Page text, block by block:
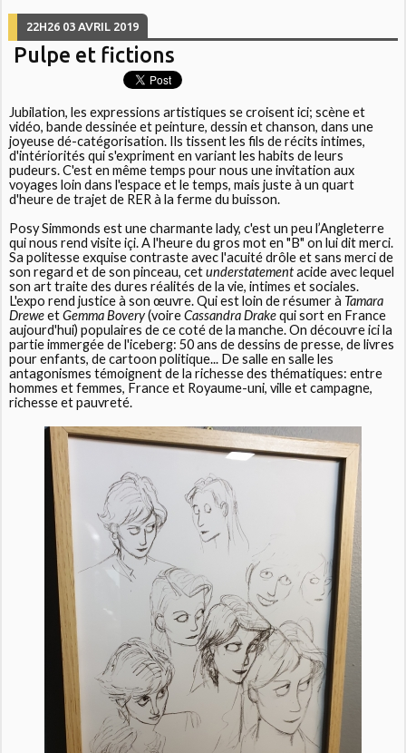
22H26 03 AVRIL 2019
Pulpe et fictions
Jubilation, les expressions artistiques se croisent ici; scène et
vidéo, bande dessinée et peinture, dessin et chanson, dans une
joyeuse dé-catégorisation. Ils tissent les fils de récits intimes,
d'intériorités qui s'expriment en variant les habits de leurs
pudeurs. C'est en même temps pour nous une invitation aux
voyages loin dans l'espace et le temps, mais juste à un quart
d'heure de trajet de RER à la ferme du buisson.
Posy Simmonds est une charmante lady, c'est un peu l’Angleterre
qui nous rend visite içi. A l'heure du gros mot en "B" on lui dit merci.
Sa politesse exquise contraste avec l'acuité drôle et sans merci de
son regard et de son pinceau, cetunderstatementacide avec lequel
son art traite des dures réalités de la vie, intimes et sociales.
L'expo rend justice à son œuvre. Qui est loin de résumer à Tamara
DreweetGemma Bovery(voireCassandra Drakequi sort en France
aujourd'hui) populaires de ce coté de la manche. On découvre ici la
partie immergée de l'iceberg: 50 ans de dessins de presse, de livres
pour enfants, de cartoon politique... De salle en salle les
antagonismes témoignent de la richesse des thématiques: entre
hommes et femmes, France et Royaume-uni, ville et campagne,
richesse et pauvreté.